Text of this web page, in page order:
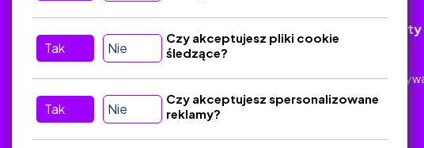
Kontakt
Dokumenty
Polityka
Tak Nie
Czy akceptujesz pliki cookie
śledzące?
Tak Nie
Czy akceptujesz spersonalizowane
reklamy?